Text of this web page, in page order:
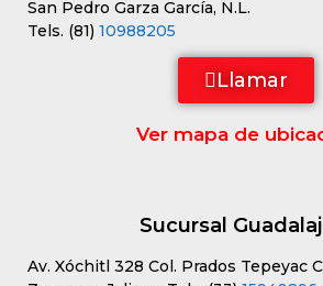
San Pedro Garza García, N.L.
Tels. (81) 10988205
Llamar
Ver mapa de
Sucursal
Av. Xóchitl 328 Col. Prados Tepeyac